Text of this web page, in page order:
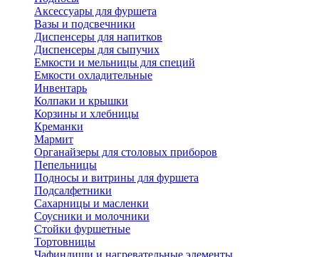
Аксессуары для фуршета
Вазы и подсвечники
Диспенсеры для напитков
Диспенсеры для сыпучих
Емкости и мельницы для специй
Емкости охладительные
Инвентарь
Колпаки и крышки
Корзины и хлебницы
Креманки
Мармит
Органайзеры для столовых приборов
Пепельницы
Подносы и витрины для фуршета
Подсалфетники
Сахарницы и масленки
Соусники и молочники
Стойки фуршетные
Тортовницы
Чафиндиши и нагревательные элементы